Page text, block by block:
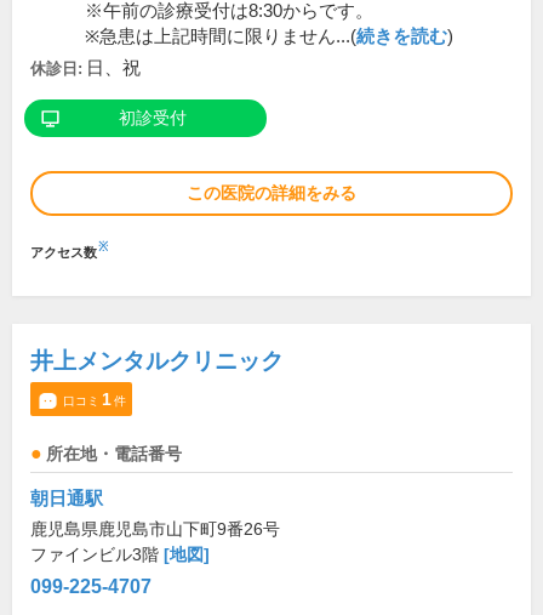
※午前の診療受付は8:30からです。
※急患は上記時間に限りません...(続きを読む)
休診日: 日、祝
初診受付
この医院の詳細をみる
アクセス数※
井上メンタルクリニック
口コミ 1件
所在地・電話番号
朝日通駅
鹿児島県鹿児島市山下町9番26号
ファインビル3階 [地図]
099-225-4707